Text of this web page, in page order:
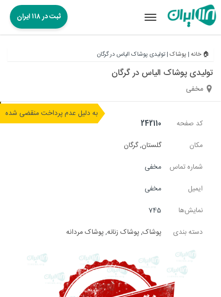
Toggle
ثبت در ۱۱۸ ایران
🏠 خانه|پوشاک|تولیدی پوشاک الیاس در گرگان
تولیدی پوشاک الیاس در گرگان
مخفی
به دلیل عدم پرداخت منقضی شده
کد صفحه
242110
مکان
گلستان,گرگان
شماره تماس
مخفی
ایمیل
مخفی
نمایش‌ها
745
دسته بندی
پوشاک,پوشاک زنانه,پوشاک مردانه